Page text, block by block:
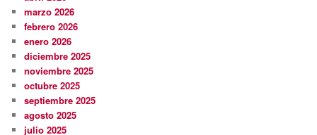
marzo 2026
febrero 2026
enero 2026
diciembre 2025
noviembre 2025
octubre 2025
septiembre 2025
agosto 2025
julio 2025